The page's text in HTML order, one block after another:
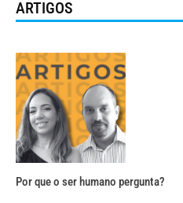
ARTIGOS
Por que o ser humano pergunta?